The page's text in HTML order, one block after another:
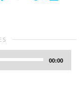
00:00